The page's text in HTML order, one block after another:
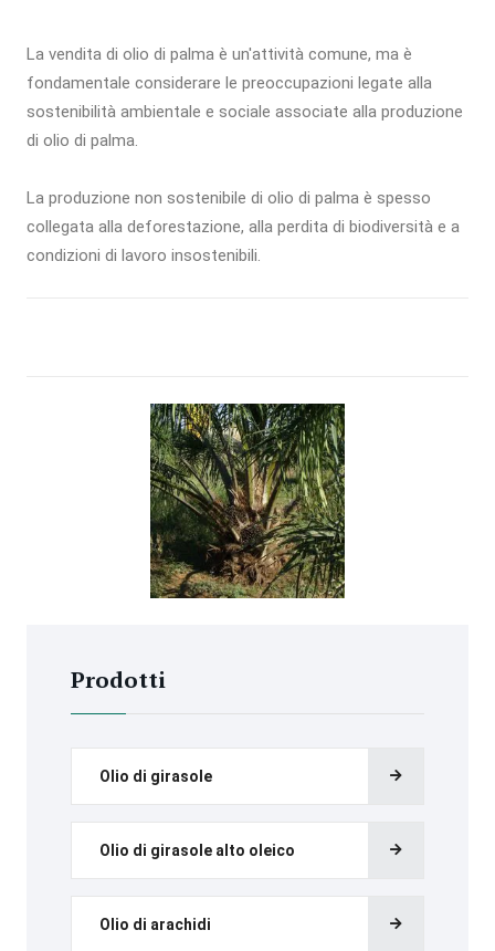
Prodotti
Olio di girasole
Olio di girasole alto oleico
Olio di arachidi
La vendita di olio di palma è un'attività comune, ma è
fondamentale considerare le preoccupazioni legate alla
sostenibilità ambientale e sociale associate alla produzione
di olio di palma.
La produzione non sostenibile di olio di palma è spesso
collegata alla deforestazione, alla perdita di biodiversità e a
condizioni di lavoro insostenibili.